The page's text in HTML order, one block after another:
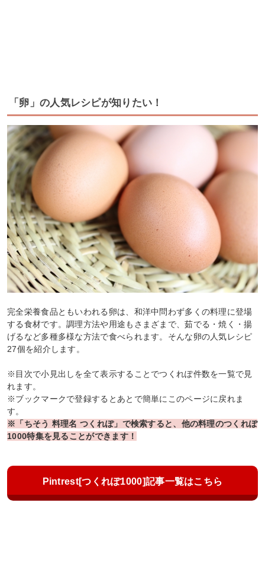
「卵」の人気レシピが知りたい！
完全栄養食品ともいわれる卵は、和洋中問わず多くの料理に登場
する食材です。調理方法や用途もさまざまで、茹でる・焼く・揚
げるなど多種多様な方法で食べられます。そんな卵の人気レシピ
27個を紹介します。
※目次で小見出しを全て表示することでつくれぽ件数を一覧で見
れます。
※ブックマークで登録するとあとで簡単にこのページに戻れま
す。
※「ちそう 料理名 つくれぽ」で検索すると、他の料理のつくれぽ
1000特集を見ることができます！
Pintrest[つくれぽ1000]記事一覧はこちら